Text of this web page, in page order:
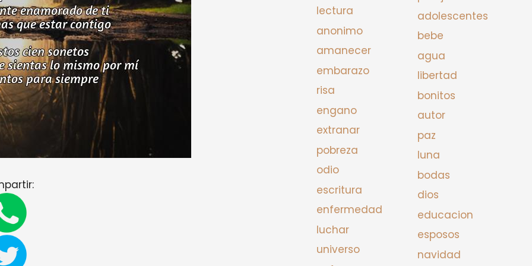
lectura
anonimo
amanecer
embarazo
risa
engano
extranar
pobreza
odio
escritura
enfermedad
luchar
universo
adolescentes
bebe
agua
libertad
bonitos
autor
paz
luna
bodas
dios
educacion
esposos
navidad